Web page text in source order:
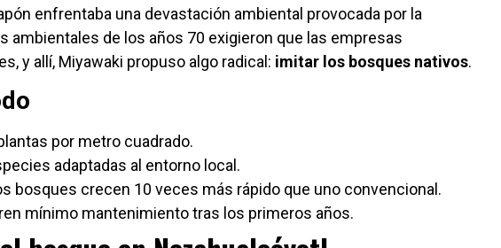
enfrentaba una devastación ambiental provocada por la
ambientales de los años 70 exigieron que las empresas
y allí, Miyawaki propuso algo radical: imitar los bosques nativos.
por metro cuadrado.
adaptadas al entorno local.
bosques crecen 10 veces más rápido que uno convencional.
mínimo mantenimiento tras los primeros años.